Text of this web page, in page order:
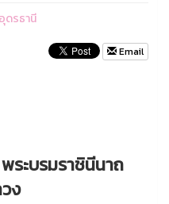
ดรธานี
Email
ระบรมราชินีนาถ
ง